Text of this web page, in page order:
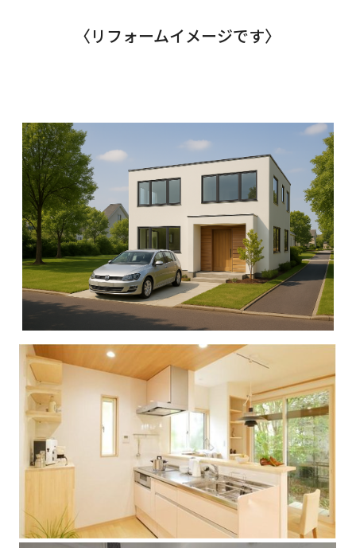
〈リフォームイメージです〉